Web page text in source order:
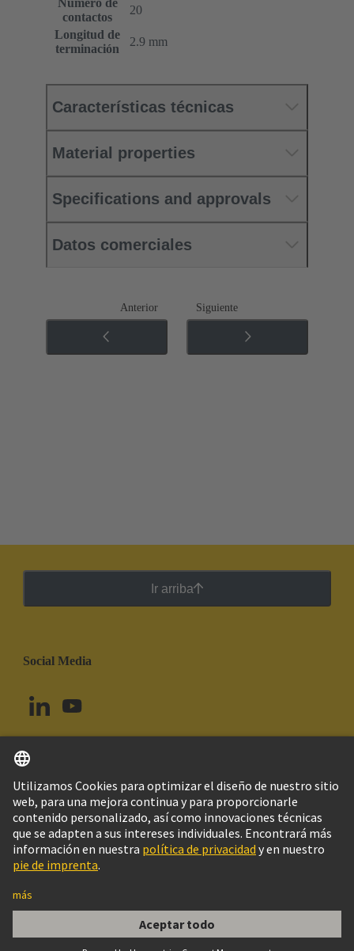
MACHO RECTO BAJO PERFIL 20 VIAS
contactos
20
Longitud de
terminación
2.9 mm
Características técnicas
Material properties
Specifications and approvals
Datos comerciales
Anterior Siguiente
Ir arriba
Social Media
Brasil Español
© Grupo Tecnológico HARTING
Configuración de cookies